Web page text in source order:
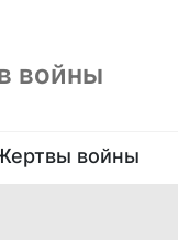
войны
войны